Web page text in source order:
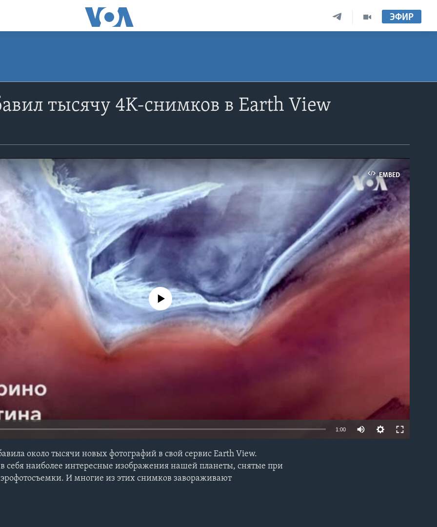
ЭФИР
тысячу 4K-снимков в Earth View
EMBED
No media source currently available
1:00
около тысячи новых фотографий в свой сервис Earth View.
себя наиболее интересные изображения нашей планеты, снятые при
И многие из этих снимков завораживают